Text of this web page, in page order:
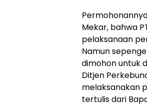
Mekar, bahwa
pelaksanaan
Namun
dimohon untuk
Ditjen
melaksanakan
tertulis dari